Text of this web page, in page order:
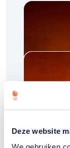
Deze website